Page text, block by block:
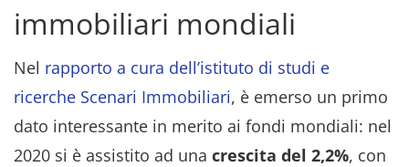
immobiliari mondiali
Nel rapporto a cura dell’istituto di studi e
ricerche Scenari Immobiliari, è emerso un primo
dato interessante in merito ai fondi mondiali: nel
2020 si è assistito ad una crescita del 2,2%, con